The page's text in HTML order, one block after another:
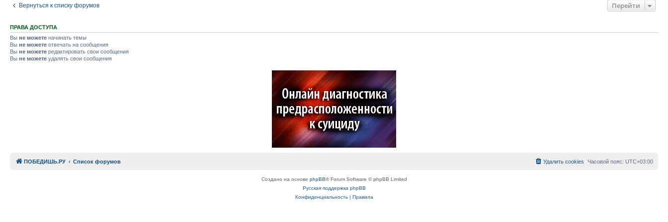
Вернуться к списку форумов Перейти
ПРАВА ДОСТУПА
Вы не можете начинать темы
Вы не можете отвечать на сообщения
Вы не можете редактировать свои сообщения
Вы не можете удалять свои сообщения
ПОБЕДИШЬ.РУ Список форумов Часовой пояс: UTC+03:00
Удалить cookies
Создано на основе phpBB® Forum Software © phpBB Limited
Русская поддержка phpBB
Конфиденциальность| Правила